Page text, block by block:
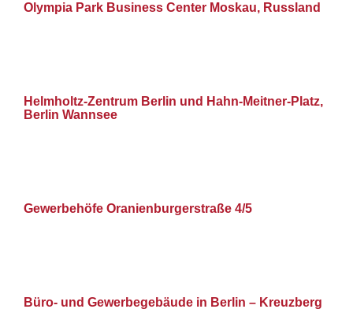
Olympia Park Business Center Moskau, Russland
Helmholtz-Zentrum Berlin und Hahn-Meitner-Platz,
Berlin Wannsee
Gewerbehöfe Oranienburgerstraße 4/5
Büro- und Gewerbegebäude in Berlin – Kreuzberg